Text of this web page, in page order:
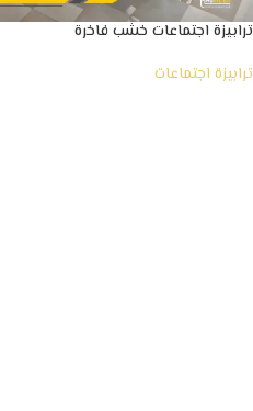
ترابيزة اجتماعات خشب فاخرة
ترابيزة اجتماعات